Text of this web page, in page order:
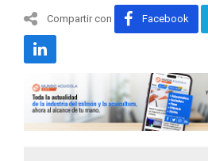
Compartir con Facebook